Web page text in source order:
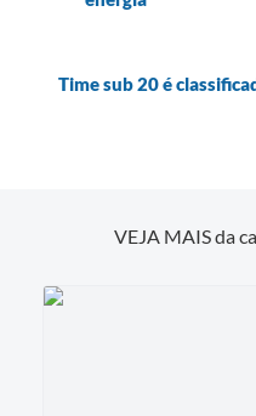
Time sub 20 é
VEJA MAIS da